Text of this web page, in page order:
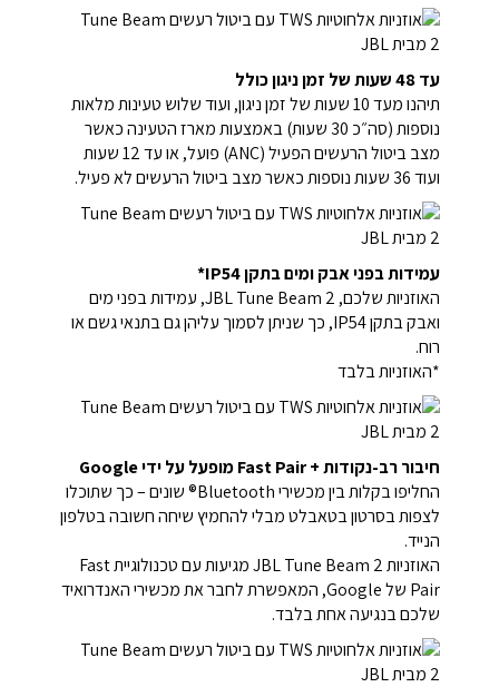
עד 48 שעות של זמן ניגון כולל
תיהנו מעד 10 שעות של זמן ניגון, ועוד שלוש טעינות מלאות
נוספות (סה״כ 30 שעות) באמצעות מארז הטעינה כאשר
מצב ביטול הרעשים הפעיל (ANC) פועל, או עד 12 שעות
ועוד 36 שעות נוספות כאשר מצב ביטול הרעשים לא פעיל.
עמידות בפני אבק ומים בתקן IP54*
האוזניות שלכם, JBL Tune Beam 2, עמידות בפני מים
ואבק בתקן IP54, כך שניתן לסמוך עליהן גם בתנאי גשם או
רוח.
*האוזניות בלבד
חיבור רב-נקודות + Fast Pair מופעל על ידי Google
החליפו בקלות בין מכשירי Bluetooth® שונים – כך שתוכלו
לצפות בסרטון בטאבלט מבלי להחמיץ שיחה חשובה בטלפון
הנייד.
האוזניות JBL Tune Beam 2 מגיעות עם טכנולוגיית Fast
Pair של Google, המאפשרת לחבר את מכשירי האנדרואיד
שלכם בנגיעה אחת בלבד.